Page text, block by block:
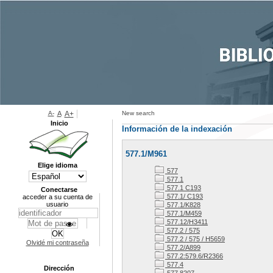
New search
Información de la indexación
577.1/M961
577
577.1
577.1 C193
577.1/ C193
577.1/K828
577.1/M459
577.12/H3411
577.2 / 575
577.2 / 575 / H5659
577.2/A899
577.2:579.6/R2366
577.4
A- A A+
Inicio
Elige idioma
Conectarse
acceder a su cuenta de
usuario
Olvidé mi contraseña
Dirección